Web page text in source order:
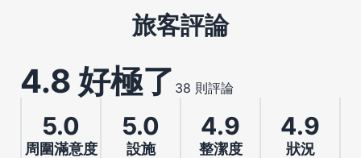
旅客評論
4.8 好極了 38 則評論
5.0
周圍滿意度
5.0
設施
4.9
整潔度
4.9
狀況